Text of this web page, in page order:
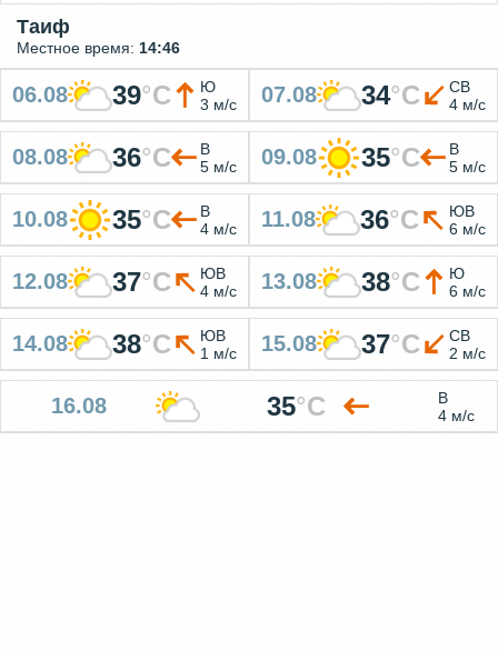
Таиф
Местное время: 14:46
06.08 39°C
Ю
3 м/с
07.08 34°C
СВ
4 м/с
08.08 36°C
В
5 м/с
09.08 35°C
В
5 м/с
10.08 35°C
В
4 м/с
11.08 36°C
ЮВ
6 м/с
12.08 37°C
ЮВ
4 м/с
13.08 38°C
Ю
6 м/с
14.08 38°C
ЮВ
1 м/с
15.08 37°C
СВ
2 м/с
16.08 35°C
В
4 м/с